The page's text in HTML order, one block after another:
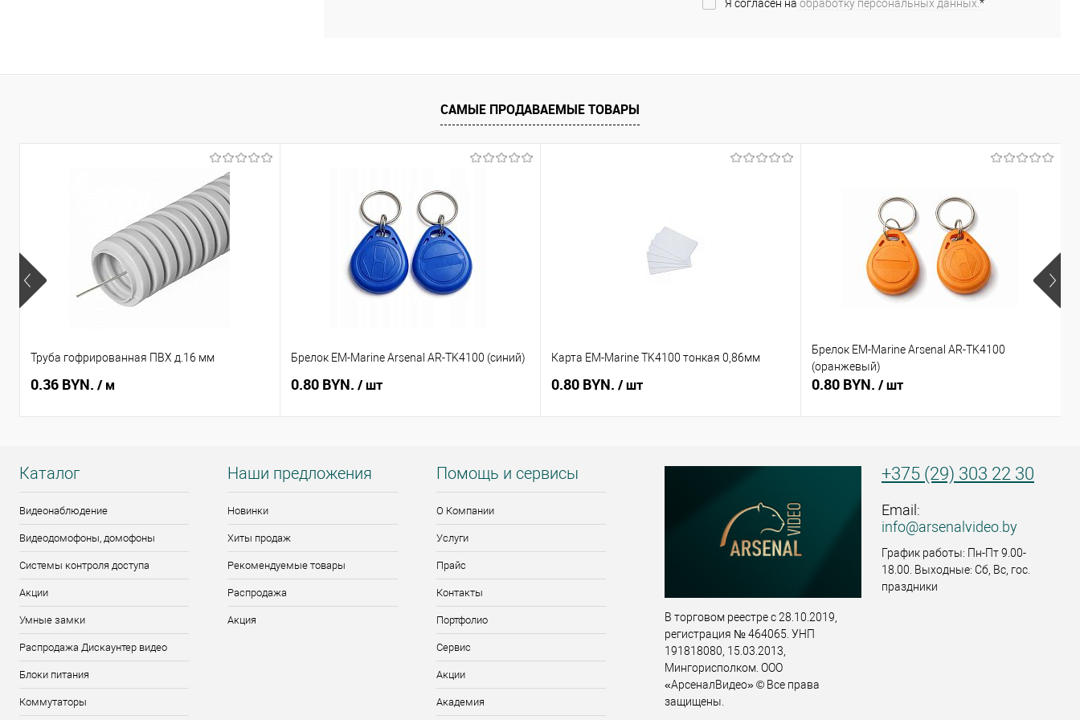
Я согласен на обработку персональных данных. *
САМЫЕ ПРОДАВАЕМЫЕ ТОВАРЫ
Труба гофрированная ПВХ д.16 мм
0.36 BYN. / м
Брелок EM-Marine Arsenal AR-TK4100 (синий)
0.80 BYN. / шт
Карта EM-Marine TK4100 тонкая 0,86мм
0.80 BYN. / шт
Брелок EM-Marine Arsenal AR-TK4100
(оранжевый)
0.80 BYN. / шт
Каталог
Видеонаблюдение
Видеодомофоны, домофоны
Системы контроля доступа
Акции
Умные замки
Распродажа Дискаунтер видео
Блоки питания
Коммутаторы
Наши предложения
Новинки
Хиты продаж
Рекомендуемые товары
Распродажа
Акция
Помощь и сервисы
О Компании
Услуги
Прайс
Контакты
Портфолио
Сервис
Акции
Академия
В торговом реестре с 28.10.2019,
регистрация № 464065. УНП
191818080, 15.03.2013,
Мингорисполком. ООО
«АрсеналВидео» © Все права
защищены.
+375 (29) 303 22 30
Email:
info@arsenalvideo.by
График работы: Пн-Пт 9.00-
18.00. Выходные: Сб, Вс, гос.
праздники